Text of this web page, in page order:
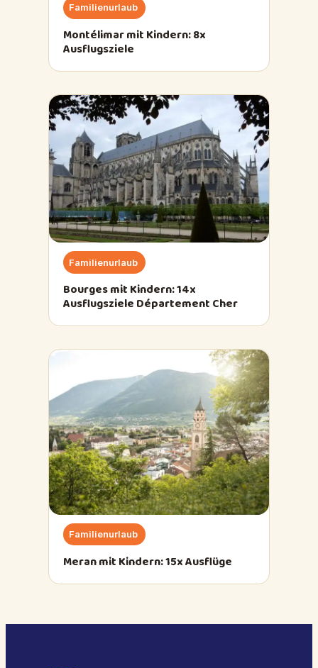
Familienurlaub
Montélimar mit Kindern: 8x
Ausflugsziele
Familienurlaub
Bourges mit Kindern: 14x
Ausflugsziele Département Cher
Familienurlaub
Meran mit Kindern: 15x Ausflüge